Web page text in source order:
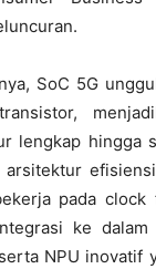
SoC 5G
lengkap hingga
arsitektur
pada clock
ke dalam
NPU inovatif